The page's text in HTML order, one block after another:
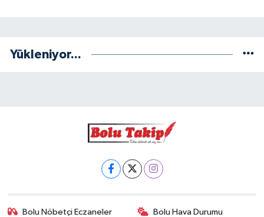
Yükleniyor...
Bolu Nöbetçi Eczaneler Bolu Hava Durumu